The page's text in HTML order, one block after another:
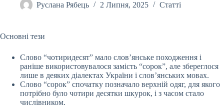
Руслана Рябець 2 Липня, 2025 Статті
Основні тези
Слово “чотиридесят” мало слов’янське походження і
раніше використовувалося замість “сорок”, але збереглося
лише в деяких діалектах України і слов’янських мовах.
Слово “сорок” спочатку позначало верхній одяг, для якого
потрібно було чотири десятки шкурок, і з часом стало
числівником.